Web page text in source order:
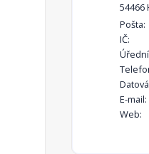
54466
Pošta:
IČ:
E-mail:
Web: